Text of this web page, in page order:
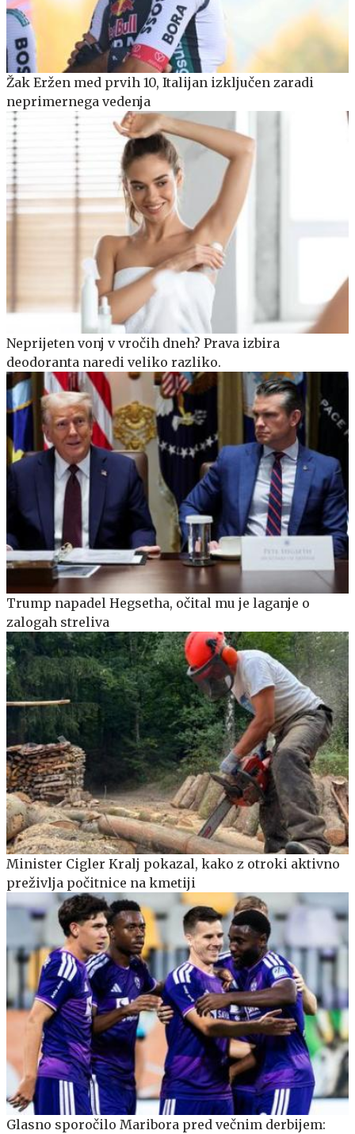
Žak Eržen med prvih 10, Italijan izključen zaradi
neprimernega vedenja
Neprijeten vonj v vročih dneh? Prava izbira
deodoranta naredi veliko razliko.
Trump napadel Hegsetha, očital mu je laganje o
zalogah streliva
Minister Cigler Kralj pokazal, kako z otroki aktivno
preživlja počitnice na kmetiji
Glasno sporočilo Maribora pred večnim derbijem: